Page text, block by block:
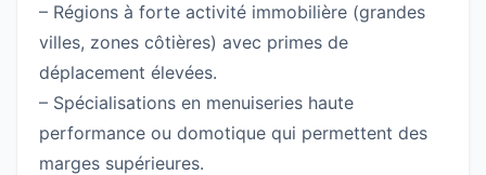
– Régions à forte activité immobilière (grandes
villes, zones côtières) avec primes de
déplacement élevées.
– Spécialisations en menuiseries haute
performance ou domotique qui permettent des
marges supérieures.